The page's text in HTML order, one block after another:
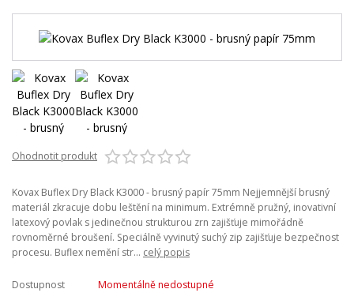
Ohodnotit produkt
Kovax Buflex Dry Black K3000 - brusný papír 75mm Nejjemnější brusný
materiál zkracuje dobu leštění na minimum. Extrémně pružný, inovativní
latexový povlak s jedinečnou strukturou zrn zajišťuje mimořádně
rovnoměrné broušení. Speciálně vyvinutý suchý zip zajišťuje bezpečnost
procesu. Buflex nemění str... celý popis
Dostupnost Momentálně nedostupné